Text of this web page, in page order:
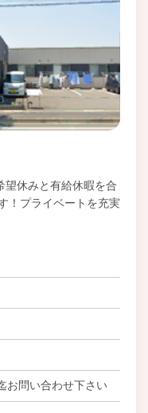
望休みと有給休暇を合
！プライベートを充実
お問い合わせ下さい